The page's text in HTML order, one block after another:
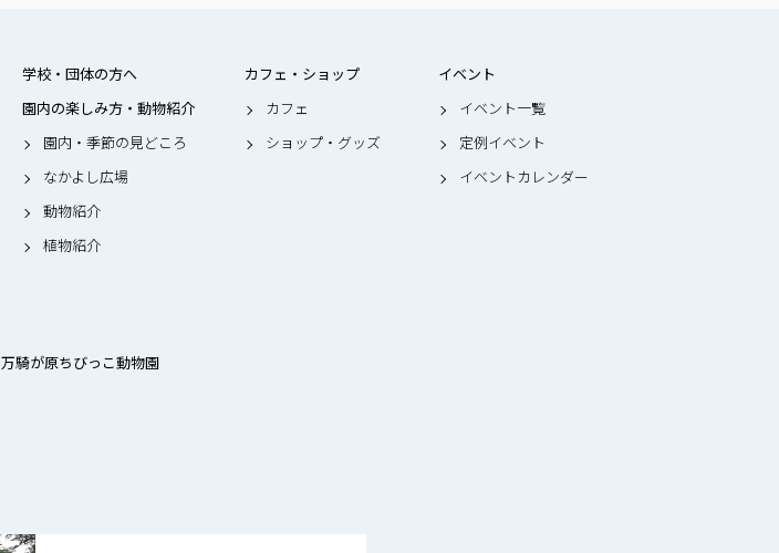
学校・団体の方へ
園内の楽しみ方・動物紹介
園内・季節の見どころ
なかよし広場
動物紹介
植物紹介
カフェ・ショップ
カフェ
ショップ・グッズ
イベント
イベント一覧
定例イベント
イベントカレンダー
万騎が原ちびっこ動物園